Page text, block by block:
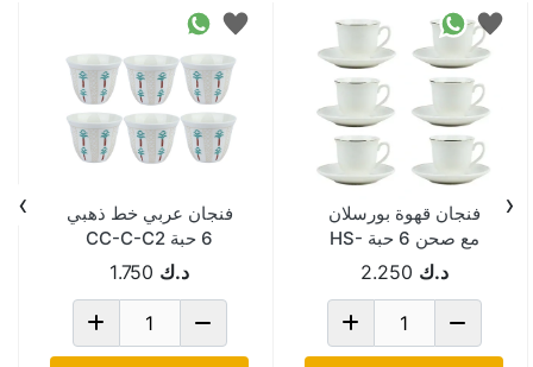
فنجان قهوة بورسلان
مع صحن 6 حبة HS-
1703د.ك 2.250
فنجان عربي خط ذهبي
6 حبة CC-C-C2
120CCد.ك 1.750
‹
›